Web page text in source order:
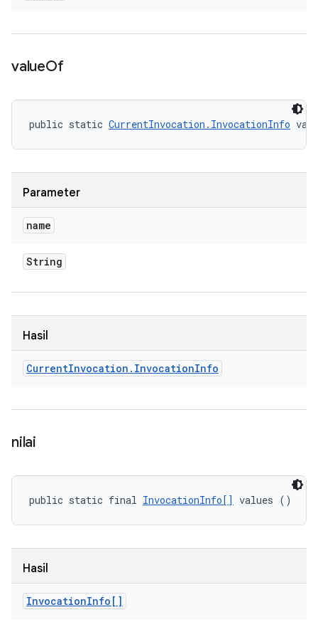
valueOf
public static CurrentInvocation.InvocationInfo
Parameter
name
String
Hasil
CurrentInvocation . InvocationInfo
nilai
public static final InvocationInfo[] values ()
Hasil
InvocationInfo[]